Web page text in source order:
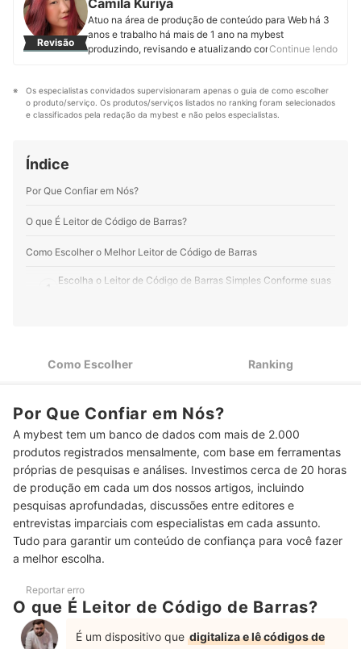
da tecnologia em suas operações.
Perfil de Jean Carlos dos Santos
Revisão
Camila Kuriya
Atuo na área de produção de conteúdo para Web há 3
anos e trabalho há mais de 1 ano na mybest
produzindo, revisando e atualizando conteúdos de
aos nossos usuários para que eles façam sempre a
melhor escolha.
Perfil de Camila Kuriya
Continue lendo
Os especialistas convidados supervisionaram apenas o guia de como escolher
o produto/serviço. Os produtos/serviços listados no ranking foram selecionados
e classificados pela redação da mybest e não pelos especialistas.
Índice
Por Que Confiar em Nós?
O que É Leitor de Código de Barras?
Como Escolher o Melhor Leitor de Código de Barras
1
Escolha o Leitor de Código de Barras Simples Conforme suas
Para Escanear Códigos Enquanto se Move, Escolha Leitores
4
Para Código Danificado ou Desbotado, Prefira 20 a 30% de
Contraste e Leitura em Baixa Qualidade
Top 10 Melhores Leitores de Código de Barras
Perguntas Frequentes sobre Leitores de Código de Barras
Como Configurar Leitor de Código de Barras para Ler Boletos?
Como Instalar um Leitor de Código de Barras com Fio e Sem Fio?
Leitor de Código de Barras Não Lê o Zero Inicial. O que Fazer?
Quais São as Principais Diferenças Entre Leitores 1D e 2D?
Como Escolher Ranking
Por Que Confiar em Nós?
A mybest tem um banco de dados com mais de 2.000
produtos registrados mensalmente, com base em ferramentas
próprias de pesquisas e análises. Investimos cerca de 20 horas
de produção em cada um dos nossos artigos, incluindo
pesquisas aprofundadas, discussões entre editores e
entrevistas imparciais com especialistas em cada assunto.
Tudo para garantir um conteúdo de confiança para você fazer
a melhor escolha.
Reportar erro
O que É Leitor de Código de Barras?
É um dispositivo que digitaliza e lê códigos de